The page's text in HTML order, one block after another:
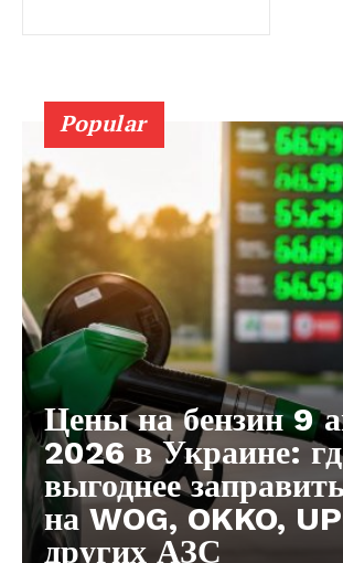
Popular
Цены на бензин 9
2026 в Украине:
выгоднее
на WOG, OKKO,
других АЗС